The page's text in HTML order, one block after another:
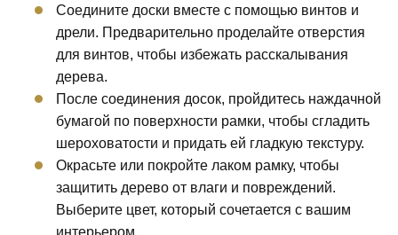
Соедините доски вместе с помощью винтов и
дрели. Предварительно проделайте отверстия
для винтов, чтобы избежать расскалывания
дерева.
После соединения досок, пройдитесь наждачной
бумагой по поверхности рамки, чтобы сгладить
шероховатости и придать ей гладкую текстуру.
Окрасьте или покройте лаком рамку, чтобы
защитить дерево от влаги и повреждений.
Выберите цвет, который сочетается с вашим